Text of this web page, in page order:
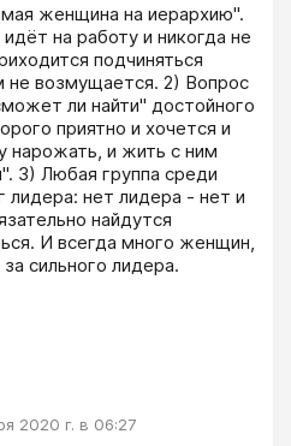
женщина на иерархию".
на работу и никогда не
подчиняться
не возмущается. 2) Вопрос
ли найти" достойного
приятно и хочется и
нарожать, и жить с ним
3) Любая группа среди
лидера: нет лидера - нет и
найдутся
И всегда много женщин,
сильного лидера.
2020 г. в 06:27